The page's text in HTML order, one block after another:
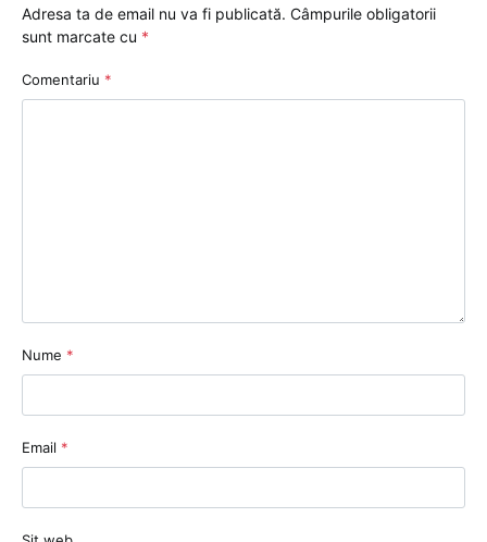
Adresa ta de email nu va fi publicată. Câmpurile obligatorii
sunt marcate cu *
Comentariu *
Nume *
Email *